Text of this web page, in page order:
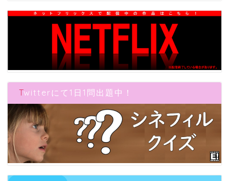
Twitterにて1日1問出題中！